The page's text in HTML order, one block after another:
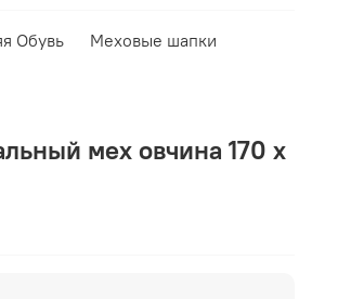
Обувь Меховые шапки
мех овчина 170 х